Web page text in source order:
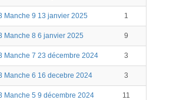
Manche 9 13 janvier 2025 1
Manche 8 6 janvier 2025 9
Manche 7 23 décembre 2024 3
Manche 6 16 decebre 2024 3
Manche 5 9 décembre 2024 11